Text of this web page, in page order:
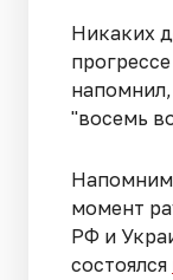
Никаких
"восемь
момент
РФ и
состоялся